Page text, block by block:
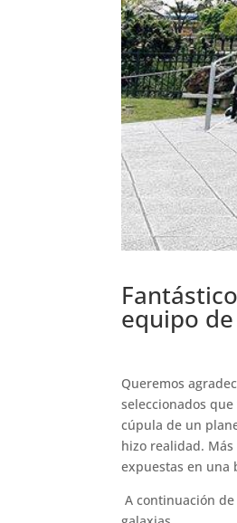
equipo
Queremos
seleccionados
cúpula de un
hizo realidad.
expuestas en una
.A continuación